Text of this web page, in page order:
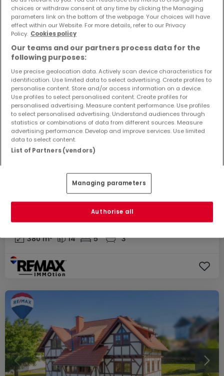
zum Kauf inOckfen
995.000 €
380 m² 14 5 3
choices or withdraw consent at any time by clicking the Managing
parameters link on the bottom of the webpage. Your choices will have
effect within our Website. For more details, refer to our Privacy
Policy. Cookies policy
Our teams and our partners process data for the
following purposes:
Use precise geolocation data. Actively scan device characteristics for
identification. Use limited data to select advertising. Create profiles to
personalise content. Store and/or access information on a device.
Use profiles to select personalised content. Create profiles for
personalised advertising. Measure content performance. Use profiles
to select personalised advertising. Understand audiences through
statistics or combinations of data from different sources. Measure
advertising performance. Develop and improve services. Use limited
data to select content.
List of Partners (vendors)
Managing parameters
Authorise all